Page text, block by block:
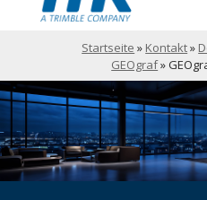
Startseite » Kontakt»
GEOgraf»